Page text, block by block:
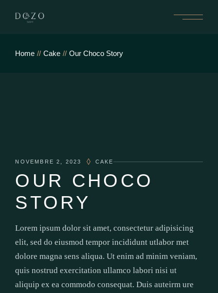
Home Cake Our Choco Story
NOVEMBRE 2, 2023 CAKE
OUR CHOCO
STORY
Lorem ipsum dolor sit amet, consectetur adipisicing
elit, sed do eiusmod tempor incididunt utlabor met
dolore magna sens aliqua. Ut enim ad minim veniam,
quis nostrud exercitation ullamco labori nisi ut
aliquip ex ea commodo consequat. Duis auteirm ure